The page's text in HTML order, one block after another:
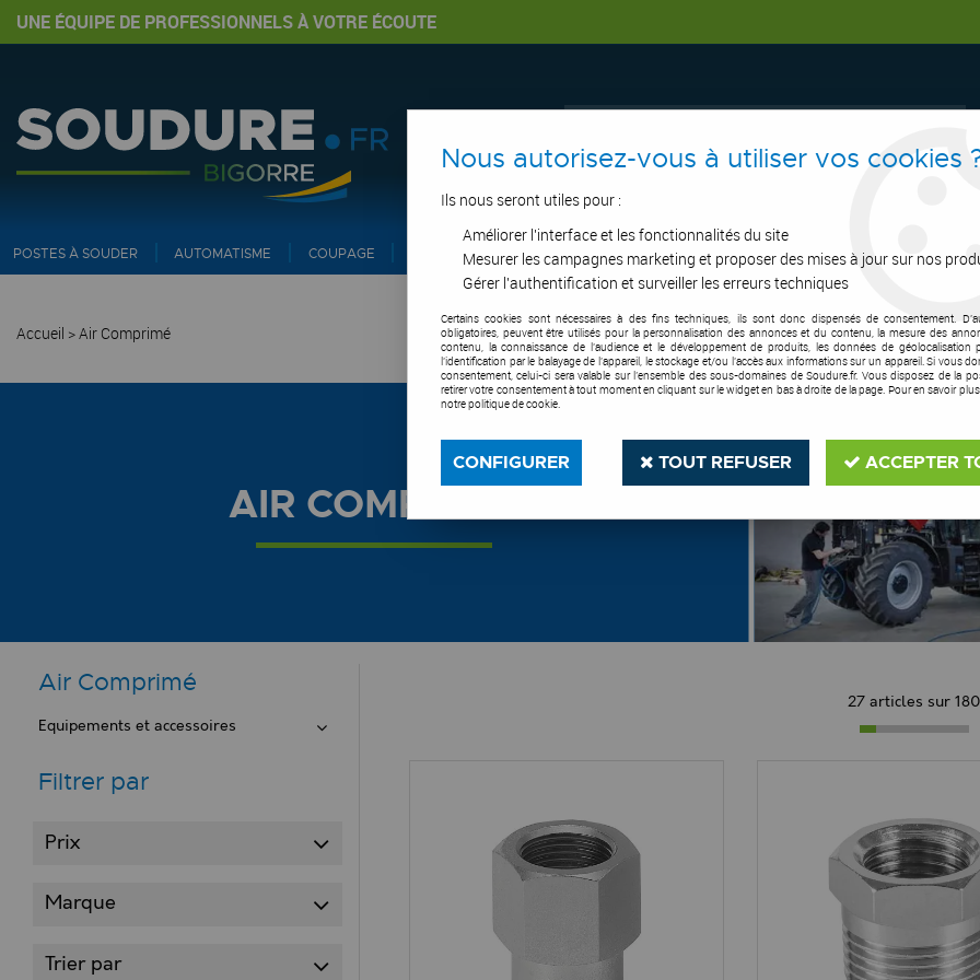
UNE ÉQUIPE DE PROFESSIONNELS À VOTRE ÉCOUTE
POSTES À SOUDER AUTOMATISME COUPAGE PIPE ET INERTAGE ASPIRATION OUTILS DE COUPE SOUDURE E.P.I
Accueil >Air Comprimé
AIR COMPRIMÉ
Air Comprimé
Equipements et accessoires
Filtrer par
Prix
Marque
Trier par
27 articles sur
Nous autorisez-vous à utiliser vos cookies
Ils nous seront utiles pour :
Améliorer l'interface et les fonctionnalités du site
Mesurer les campagnes marketing et proposer des mises à jour sur nos
Gérer l'authentification et surveiller les erreurs techniques
Certains cookies sont nécessaires à des fins techniques, ils sont donc dispensés de consentement.
obligatoires, peuvent être utilisés pour la personnalisation des annonces et du contenu, la mesure des
contenu, la connaissance de l'audience et le développement de produits, les données de géolocalisation
l'identification par le balayage de l'appareil, le stockage et/ou l'accès aux informations sur un appareil. Si vous
consentement, celui-ci sera valable sur l’ensemble des sous-domaines de Soudure.fr. Vous disposez de la
retirer votre consentement à tout moment en cliquant sur le widget en bas à droite de la page. Pour en savoir
notre politique de cookie.
CONFIGURER TOUT REFUSER ACCEPTER